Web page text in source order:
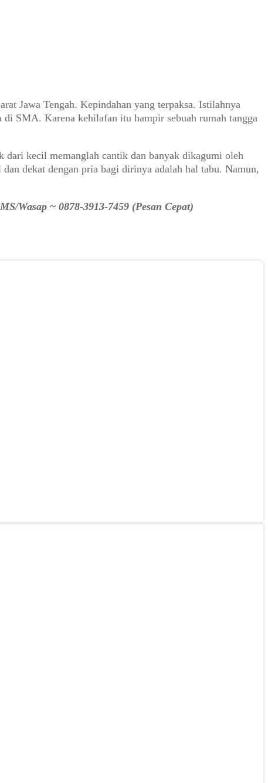
Jawa Tengah. Kepindahan yang terpaksa. Istilahnya
SMA. Karena kehilafan itu hampir sebuah rumah tangga
dari kecil memanglah cantik dan banyak dikagumi oleh
dekat dengan pria bagi dirinya adalah hal tabu. Namun,
Wasap ~ 0878-3913-7459 (Pesan Cepat)